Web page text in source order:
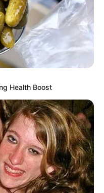
sinar matahari langsung
lainnya seperti
Health Boost